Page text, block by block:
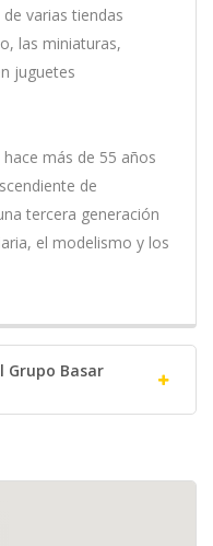
varias tiendas
las miniaturas,
juguetes
más de 55 años
de
tercera generación
el modelismo y los
Grupo Basar